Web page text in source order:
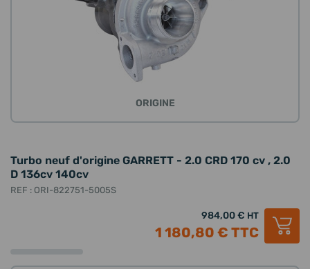
ORIGINE
Turbo neuf d'origine GARRETT - 2.0 CRD 170 cv , 2.0
D 136cv 140cv
REF : ORI-822751-5005S
984,00 € HT
1 180,80 € TTC